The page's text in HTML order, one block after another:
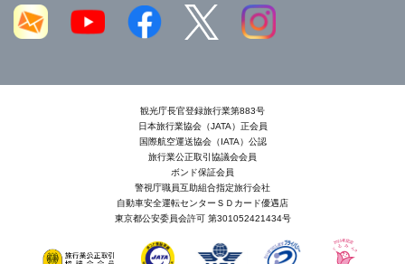
観光庁長官登録旅行業第883号
日本旅行業協会（JATA）正会員
国際航空運送協会（IATA）公認
旅行業公正取引協議会会員
ボンド保証会員
警視庁職員互助組合指定旅行会社
自動車安全運転センターＳＤカード優遇店
東京都公安委員会許可 第301052421434号